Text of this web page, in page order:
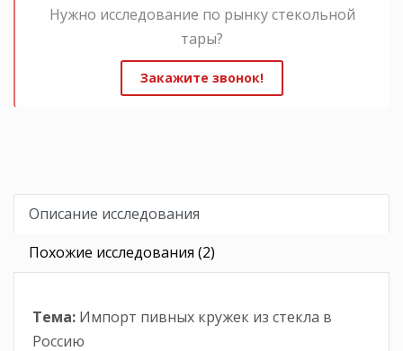
Нужно исследование по рынку стекольной
тары?
Закажите звонок!
Описание исследования
Похожие исследования (2)
Тема: Импорт пивных кружек из стекла в
Россию